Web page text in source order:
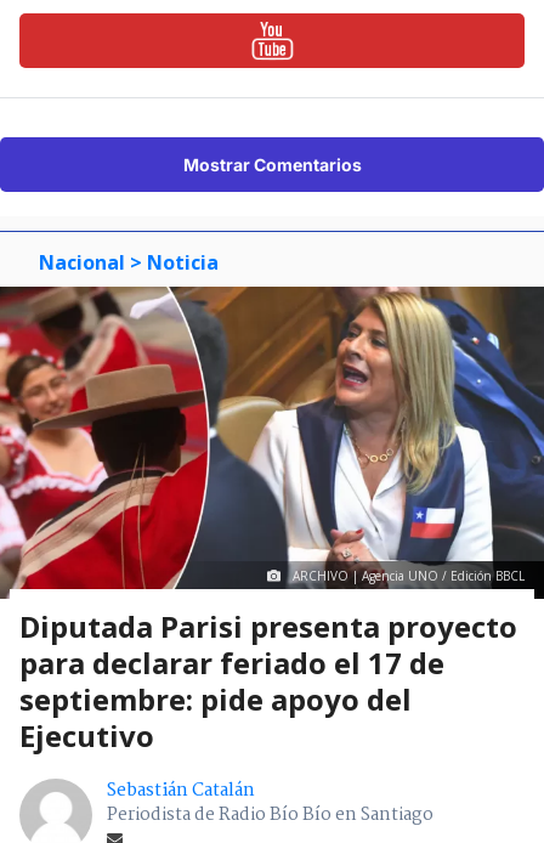
Mostrar Comentarios
Nacional > Noticia
ARCHIVO | Agencia UNO / Edición BBCL
Diputada Parisi presenta proyecto
para declarar feriado el 17 de
septiembre: pide apoyo del
Ejecutivo
Sebastián Catalán
Periodista de Radio Bío Bío en Santiago